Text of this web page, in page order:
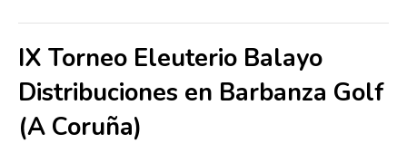
IX Torneo Eleuterio Balayo
Distribuciones en Barbanza Golf
(A Coruña)